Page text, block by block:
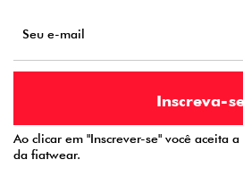
Ao clicar em "Inscrever-se" você aceita a
da fiatwear.